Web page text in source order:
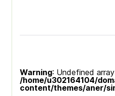
Warning: Undefined
/home/u302164104/
content/themes/aner/